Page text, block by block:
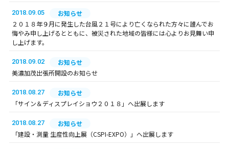
2018.09.05
お知らせ
２０１８年９月に発生した台風２１号により亡くなられた方々に謹んでお
悔やみ申し上げるとともに、被災された地域の皆様には心よりお見舞い申
し上げます。
2018.09.02
お知らせ
美濃加茂出張所開設のお知らせ
2018.08.27
お知らせ
「サイン＆ディスプレイショウ２０１８」へ出展します
2018.08.27
お知らせ
「建設・測量 生産性向上展（CSPI-EXPO）」へ出展します